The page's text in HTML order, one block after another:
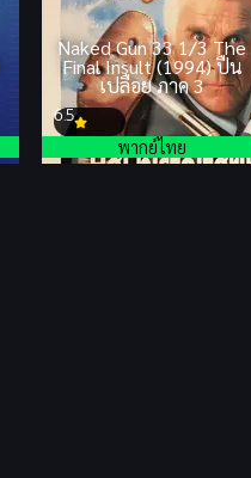
Naked Gun 33 1/3 The
Final Insult (1994) ปืน
เปลือย ภาค 3
6.5
พากย์ไทย